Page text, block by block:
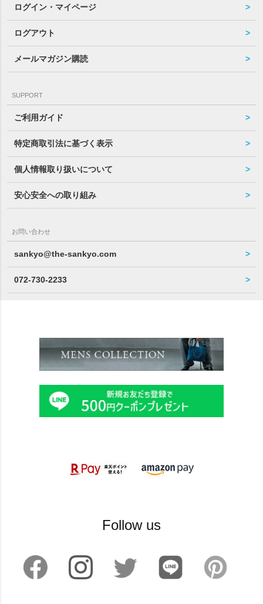
ログイン・マイページ
ログアウト
メールマガジン購読
SUPPORT
ご利用ガイド
特定商取引法に基づく表示
個人情報取り扱いについて
安心安全への取り組み
お問い合わせ
sankyo@the-sankyo.com
072-730-2233
Follow us